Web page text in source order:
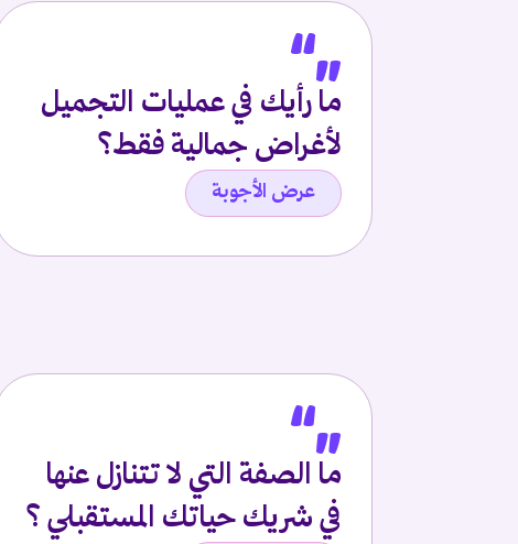
ما رأيك في عمليات التجميل
لأغراض جمالية فقط؟
عرض الأجوبة
ما الصفة التي لا تتنازل عنها
في شريك حياتك المستقبلي ؟